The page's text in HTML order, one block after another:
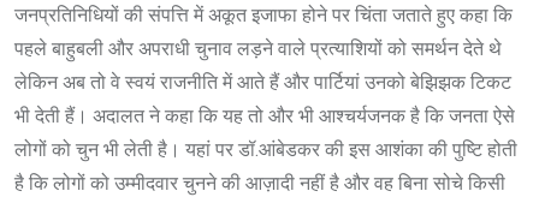
जनप्रतिनिधियों की संपत्ति में अकूत इजाफा होने पर चिंता जताते हुए कहा कि
पहले बाहुबली और अपराधी चुनाव लड़ने वाले प्रत्‍याशियों को समर्थन देते थे
लेकिन अब तो वे स्वयं राजनीति में आते हैं और पार्टियां उनको बेझिझक टिकट
भी देती हैं। अदालत ने कहा कि यह तो और भी आश्चर्यजनक है कि जनता ऐसे
लोगों को चुन भी लेती है। यहां पर डॉ.आंबेडकर की इस आशंका की पुष्टि होती
है कि लोगों को उम्मीदवार चुनने की आज़ादी नहीं है और वह बिना सोचे किसी